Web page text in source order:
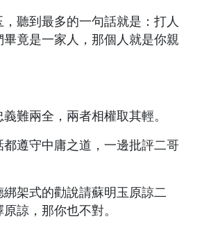
聽到最多的一句話就是：打人
畢竟是一家人，那個人就是你親
難兩全，兩者相權取其輕。
遵守中庸之道，一邊批評二哥
架式的勸說請蘇明玉原諒二
諒，那你也不對。